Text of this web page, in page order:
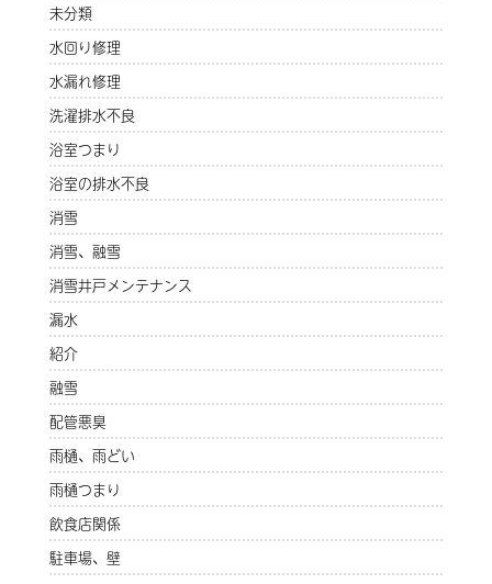
未分類
水回り修理
水漏れ修理
洗濯排水不良
浴室つまり
浴室の排水不良
消雪
消雪、融雪
消雪井戸メンテナンス
漏水
紹介
融雪
配管悪臭
雨樋、雨どい
雨樋つまり
飲食店関係
駐車場、壁